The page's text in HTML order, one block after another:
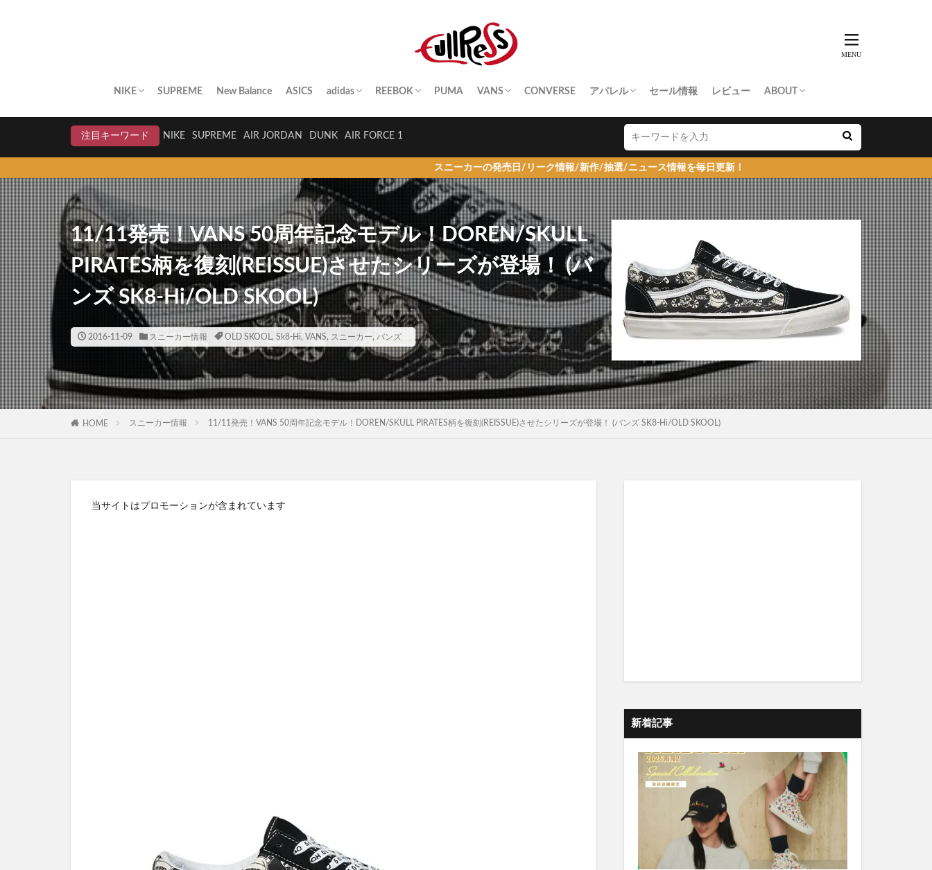
NIKE SUPREME New Balance ASICS adidas REEBOK PUMA VANS CONVERSE アパレル セール情報 レビュー ABOUT
注目キーワード
NIKE SUPREME AIR JORDAN DUNK AIR FORCE 1
スニーカーの発売日/リーク情報/新作/抽選/ニュース情報を毎日更新！
11/11発売！VANS 50周年記念モデル！DOREN/SKULL
PIRATES柄を復刻(REISSUE)させたシリーズが登場！ (バ
ンズ SK8-Hi/OLD SKOOL)
2016-11-09 スニーカー情報 OLD SKOOL, Sk8-Hi, VANS, スニーカー, バンズ
HOME スニーカー情報 11/11発売！VANS 50周年記念モデル！DOREN/SKULL PIRATES柄を復刻(REISSUE)させたシリーズが登場！ (バンズ SK8-Hi/OLD SKOOL)
当サイトはプロモーションが含まれています
新着記事